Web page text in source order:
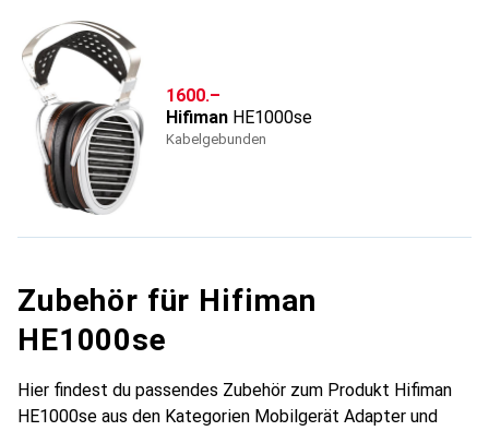
CHF
1600.–
Hifiman HE1000se
Kabelgebunden
Zubehör für Hifiman
HE1000se
Hier findest du passendes Zubehör zum Produkt Hifiman
HE1000se aus den Kategorien Mobilgerät Adapter und